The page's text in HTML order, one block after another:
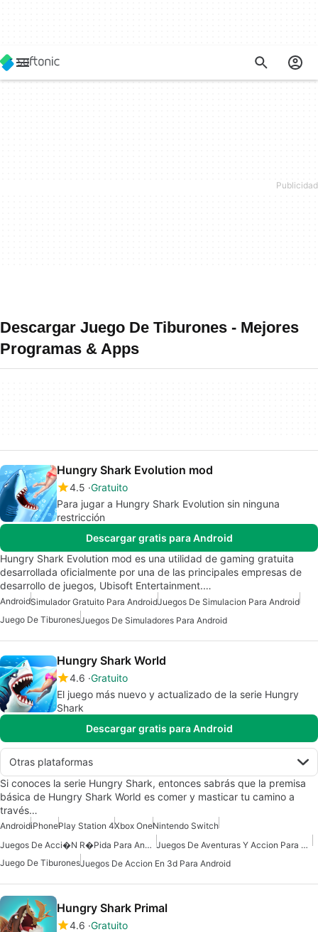
Descargar Juego De Tiburones - Mejores
Programas & Apps
Hungry Shark Evolution mod
4.5 Gratuito
Para jugar a Hungry Shark Evolution sin ninguna
restricción
Descargar gratis para Android
Hungry Shark Evolution mod es una utilidad de gaming gratuita
desarrollada oficialmente por una de las principales empresas de
desarrollo de juegos, Ubisoft Entertainment.…
AndroidSimulador Gratuito Para AndroidJuegos De Simulacion Para Android
Juego De TiburonesJuegos De Simuladores Para Android
Hungry Shark World
4.6 Gratuito
El juego más nuevo y actualizado de la serie Hungry
Shark
Descargar gratis para Android
Otras plataformas
Si conoces la serie Hungry Shark, entonces sabrás que la premisa
básica de Hungry Shark World es comer y masticar tu camino a
través…
AndroidiPhonePlay Station 4Xbox OneNintendo Switch
Juegos De Acci�n R�pida Para Android
Juegos De Aventuras Y Accion Para Android
Juego De TiburonesJuegos De Accion En 3d Para Android
Hungry Shark Primal
4.6 Gratuito